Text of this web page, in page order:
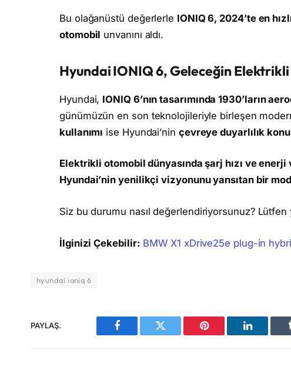
Bu olağanüstü değerlerle IONIQ 6, 2024’te en
otomobil unvanını aldı.
Hyundai IONIQ 6, Geleceğin
Hyundai, IONIQ 6’nın tasarımında 1930’ların
günümüzün en son teknolojileriyle birleşen
kullanımı ise Hyundai’nin çevreye duyarlılık
Elektrikli otomobil dünyasında şarj hızı ve
Hyundai’nin yenilikçi vizyonunu yansıtan bir
Siz bu durumu nasıl değerlendiriyorsunuz? Lütfen
İlginizi Çekebilir: BMW X1 xDrive25e plug-in
hyundai ioniq 6
PAYLAŞ.
Facebook Twitter Pinterest LinkedIn